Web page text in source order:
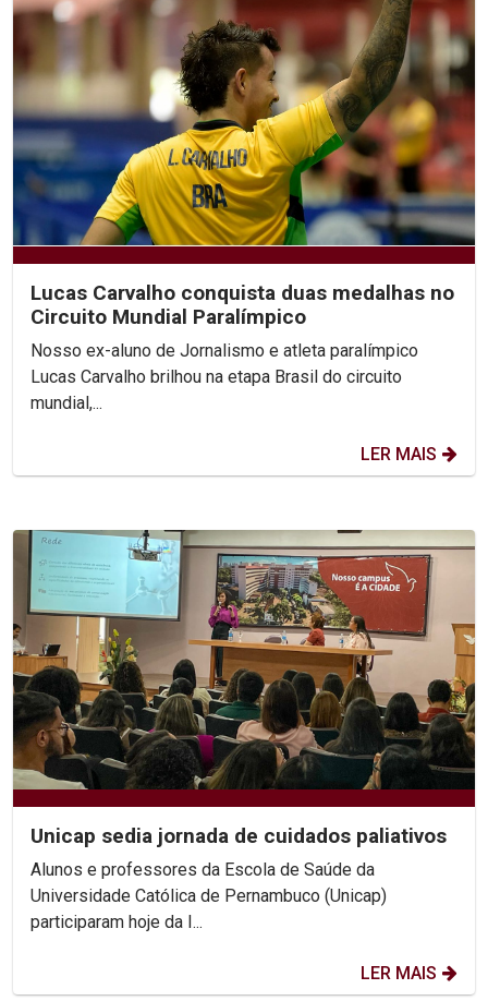
Lucas Carvalho conquista duas medalhas no
Circuito Mundial Paralímpico
Nosso ex-aluno de Jornalismo e atleta paralímpico
Lucas Carvalho brilhou na etapa Brasil do circuito
mundial,...
LER MAIS
Unicap sedia jornada de cuidados paliativos
Alunos e professores da Escola de Saúde da
Universidade Católica de Pernambuco (Unicap)
participaram hoje da I...
LER MAIS